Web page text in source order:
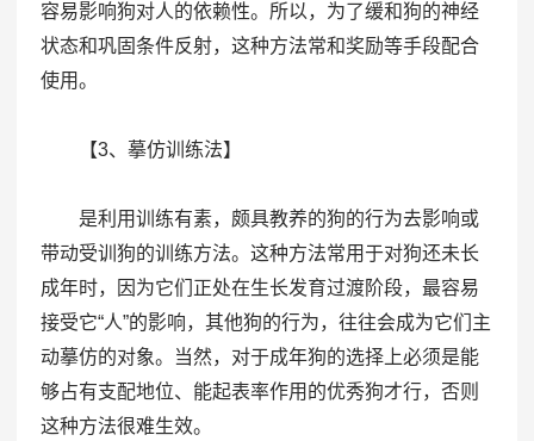
容易影响狗对人的依赖性。所以，为了缓和狗的神经
状态和巩固条件反射，这种方法常和奖励等手段配合
使用。
【3、摹仿训练法】
是利用训练有素，颇具教养的狗的行为去影响或
带动受训狗的训练方法。这种方法常用于对狗还未长
成年时，因为它们正处在生长发育过渡阶段，最容易
接受它“人”的影响，其他狗的行为，往往会成为它们主
动摹仿的对象。当然，对于成年狗的选择上必须是能
够占有支配地位、能起表率作用的优秀狗才行，否则
这种方法很难生效。